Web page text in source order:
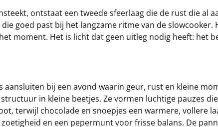
ontstaat een tweede sfeerlaag die de rust die al
goed past bij het langzame ritme van de
moment. Het is licht dat geen uitleg nodig heeft: het
aansluiten bij een avond waarin geur, rust en kleine
in kleine beetjes. Ze vormen luchtige pauzes
terwijl chocolade en snoepjes een warmere, vollere
en een pepermunt voor frisse balans. De